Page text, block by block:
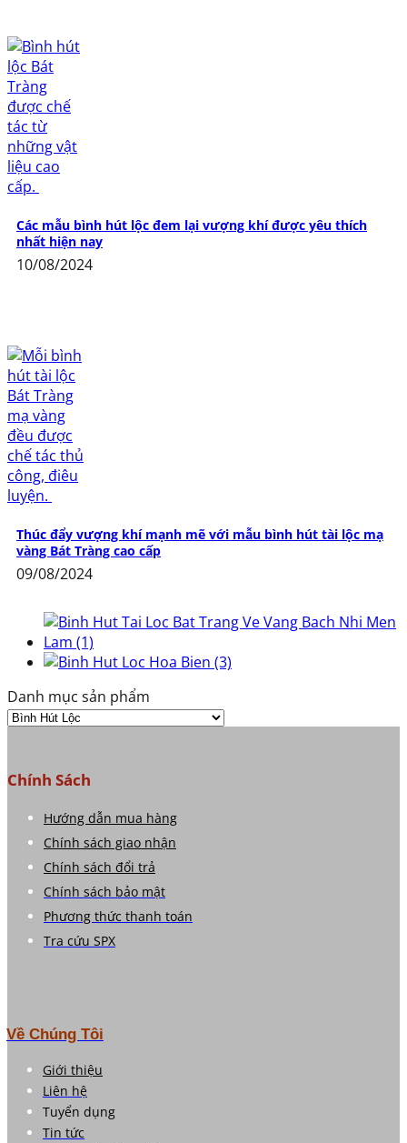
Các mẫu bình hút lộc đem lại vượng khí được yêu thích
nhất hiện nay
10/08/2024
Thúc đẩy vượng khí mạnh mẽ với mẫu bình hút tài lộc mạ
vàng Bát Tràng cao cấp
09/08/2024
Danh mục sản phẩm
Chính Sách
Hướng dẫn mua hàng
Chính sách giao nhận
Chính sách đổi trả
Chính sách bảo mật
Phương thức thanh toán
Tra cứu SPX
Về Chúng Tôi
Giới thiệu
Liên hệ
Tuyển dụng
Tin tức